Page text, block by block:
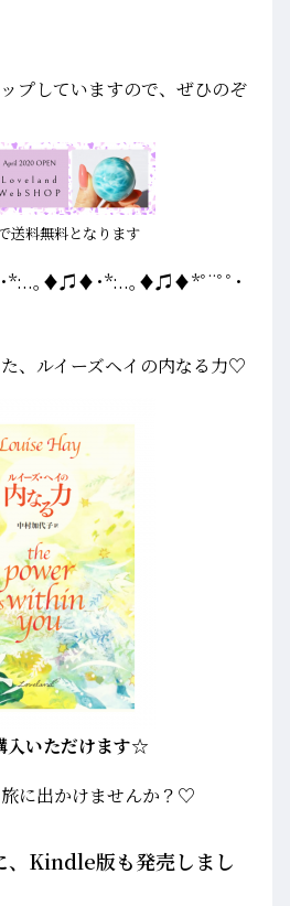
プしていますので、ぜひのぞ
送料無料となります
｡♦♫♦･*:..｡♦♫♦*ﾟ¨ﾟﾟ･
、ルイーズヘイの内なる力♡
いただけます☆
に出かけませんか？♡
、Kindle版も発売しまし